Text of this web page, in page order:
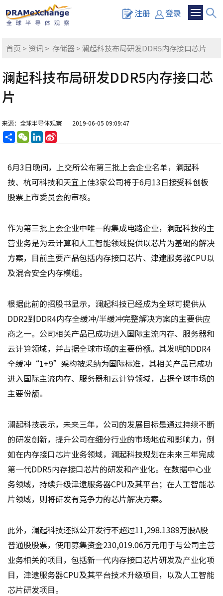
注册 登录
首页 > 资讯>存储器> 澜起科技布局研发DDR5内存接口芯片
澜起科技布局研发DDR5内存接口芯
片
来源：全球半导体观察 2019-06-05 09:09:47
分
享
WeChatLinkedIn
6月3日晚间，上交所公布第三批上会企业名单，澜起科
技、杭可科技和天宜上佳3家公司将于6月13日接受科创板
股票上市委员会的审核。
作为第三批上会企业中唯一的集成电路企业，澜起科技的主
营业务是为云计算和人工智能领域提供以芯片为基础的解决
方案，目前主要产品包括内存接口芯片、津逮服务器CPU以
及混合安全内存模组。
根据此前的招股书显示，澜起科技已经成为全球可提供从
DDR2到DDR4内存全缓冲/半缓冲完整解决方案的主要供应
商之一。公司相关产品已成功进入国际主流内存、服务器和
云计算领域，并占据全球市场的主要份额。其发明的DDR4
全缓冲“1+9”架构被采纳为国际标准，其相关产品已成功
进入国际主流内存、服务器和云计算领域，占据全球市场的
主要份额。
澜起科技表示，未来三年，公司的发展目标是通过持续不断
的研发创新，提升公司在细分行业的市场地位和影响力，例
如在内存接口芯片业务领域，澜起科技规划在未来三年完成
第一代DDR5内存接口芯片的研发和产业化。在数据中心业
务领域，持续升级津逮服务器CPU及其平台；在人工智能芯
片领域，则将研发有竞争力的芯片解决方案。
此外，澜起科技还拟公开发行不超过11,298.1389万股A股
普通股股票，使用募集资金230,019.06万元用于与公司主营
业务相关的项目，包括新一代内存接口芯片研发及产业化项
目，津逮服务器CPU及其平台技术升级项目，以及人工智能
芯片研发项目。